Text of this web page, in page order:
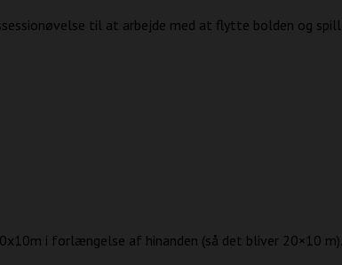
til at arbejde med at flytte bolden og
i forlængelse af hinanden (så det bliver 20×10 m).